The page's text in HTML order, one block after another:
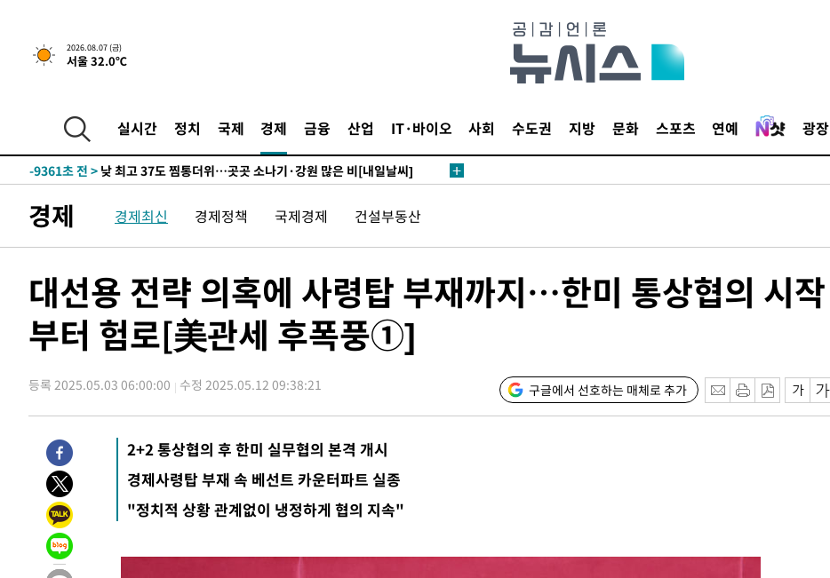
2026.08.07 (금)
서울 32.0℃
실시간 정치 국제 경제 금융 산업 IT·바이오 사회 수도권 지방 문화 스포츠 연예 광장
↓-20810초 전 >[속보]이 대통령 "부동산 공급 기존 사고방식 매달리지 말고 과감히
실천"
-19895초 전 >이란, "오만과 '중앙 단일 루트' 합의…북쪽 인바운드·남쪽 아웃바
-11427초 전 >
[속보]이 대통령, '호우피해' 안동·의성 관할 4개 면 특별재난지역
-11390초 전 >
갈 수도
-9361초 전 > 낮 최고 37도 찜통더위…곳곳 소나기·강원 많은 비[내일날씨]
응"
-4523초 전 >
여자배구 이재영·이다영 자매, 아제르바이잔 투란VC 입단
-3776초 전 >외국인 심판 성 접대 7경기 들여다보니…한국 축구 '5승 2무'
-3463초 전 >[속보]코스피, 6200선 약보합…0.60% 내린 6258.77에 마쳐
-3443초 전 > [속보]원·달러 환율, 7.7원 내린 1416.1원 마감
-3332초 전 >
[속보] 노원서 40.1도 관측…서울, 2018년 이후 첫 40도
11분 전 >외신들도 주목한 韓축구 파문…"국민적 공분에 수사 재개"
12분 전 >11시간 압수수색에 성접대 파문까지…'쑥대밭' 된 축구협회
28분 전 >
[속보]규제합리화위원회 부위원장에 김태유 서울대 공대 교수…이병태
후임
-28380초 전 >
이강인, 폭염 속 AT마드리드 첫 훈련…80명 식사 대접까지(종합)
-25519초 전 >
하향수정 (2보)
-24967초 전 >
[속보] 미 사업체, 일자리 7월에 2.3만 개 줄어…실업률은 4.1%로
-20830초 전 >
실천"
-19915초 전 >
이란, "오만과 '중앙 단일 루트' 합의…북쪽 인바운드·남쪽 아웃바
경제 경제최신 경제정책 국제경제 건설부동산
대선용 전략 의혹에 사령탑 부재까지…한미 통상협의 시작
부터 험로[美관세 후폭풍①]
등록 2025.05.03 06:00:00 수정 2025.05.12 09:38:21 구글에서 선호하는 매체로 추가
2+2 통상협의 후 한미 실무협의 본격 개시
경제사령탑 부재 속 베선트 카운터파트 실종
"정치적 상황 관계없이 냉정하게 협의 지속"